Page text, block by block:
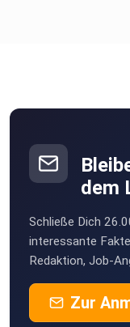
dem
Schließe Dich
interessante
Redaktion, Job-
Zur